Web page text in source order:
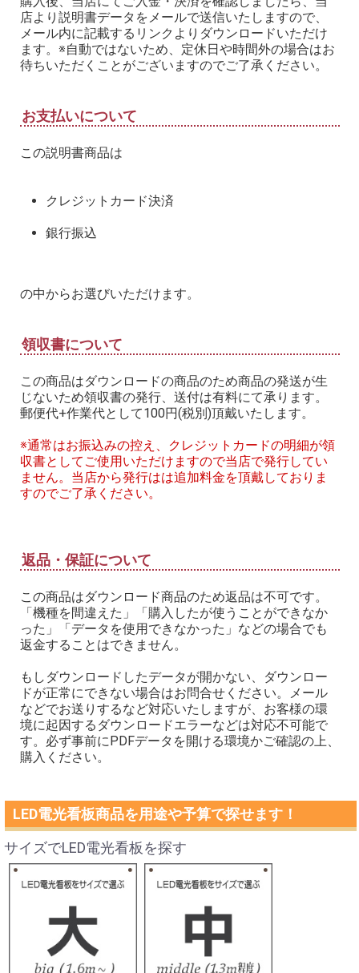
店より説明書データをメールで送信いたしますので、
メール内に記載するリンクよりダウンロードいただけ
ます。※自動ではないため、定休日や時間外の場合はお
待ちいただくことがございますのでご了承ください。
お支払いについて
この説明書商品は
クレジットカード決済
銀行振込
の中からお選びいただけます。
領収書について
この商品はダウンロードの商品のため商品の発送が生
じないため領収書の発行、送付は有料にて承ります。
郵便代+作業代として100円(税別)頂戴いたします。
※通常はお振込みの控え、クレジットカードの明細が領
収書としてご使用いただけますので当店で発行してい
ません。当店から発行はは追加料金を頂戴しておりま
すのでご了承ください。
返品・保証について
この商品はダウンロード商品のため返品は不可です。
「機種を間違えた」「購入したが使うことができなか
った」「データを使用できなかった」などの場合でも
返金することはできません。
もしダウンロードしたデータが開かない、ダウンロー
ドが正常にできない場合はお問合せください。メール
などでお送りするなど対応いたしますが、お客様の環
境に起因するダウンロードエラーなどは対応不可能で
す。必ず事前にPDFデータを開ける環境かご確認の上、
購入ください。
LED電光看板商品を用途や予算で探せます！
サイズでLED電光看板を探す